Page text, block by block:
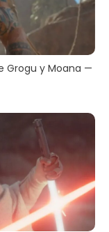
Grogu y Moana —